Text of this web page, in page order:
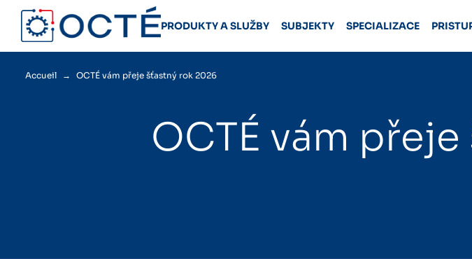
Skip
content
PRODUKTY A SLUŽBY SUBJEKTY SPECIALIZACE
Accueil → OCTÉ vám přeje šťastný rok 2026
OCTÉ vám